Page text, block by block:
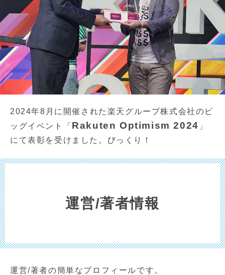
2024年8月に開催された楽天グループ株式会社のビ
ッグイベント「 Rakuten Optimism 2024 」
にて表彰を受けました。びっくり！
運営/著者情報
運営/著者の簡単なプロフィールです。